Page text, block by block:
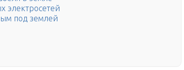
электросетей
под землей